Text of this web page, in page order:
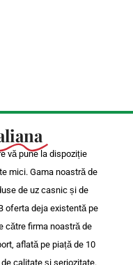
vă pune la dispoziție
mici. Gama noastră de
de uz casnic și de
oferta deja existentă pe
către firma noastră de
aflată pe piață de 10
calitate și seriozitate.